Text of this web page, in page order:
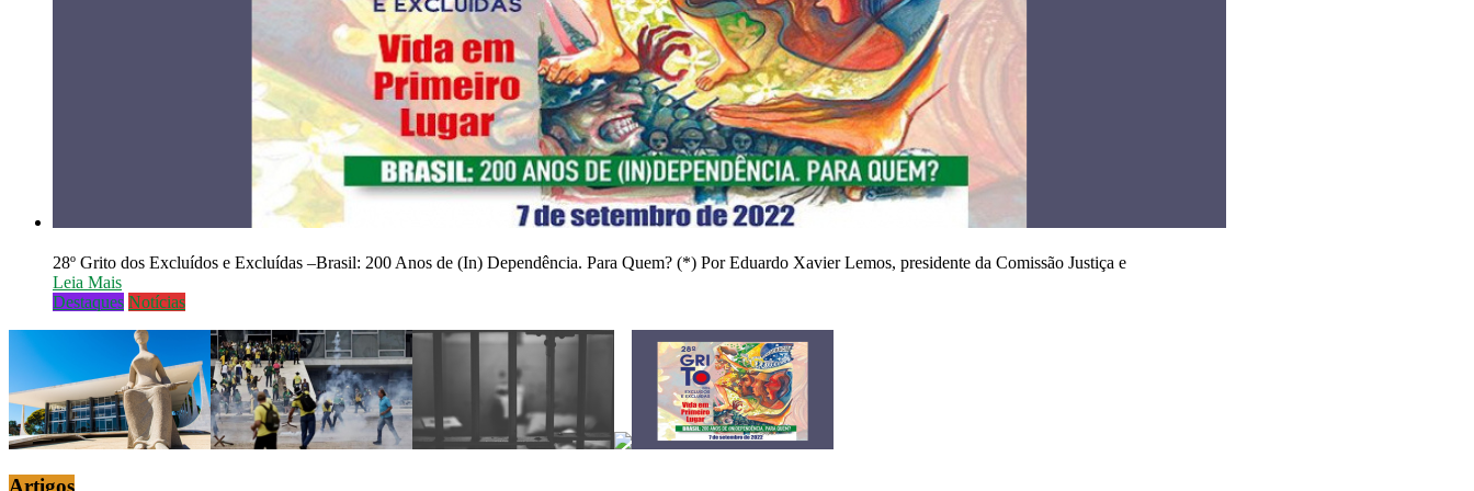
28º Grito dos Excluídos e Excluídas –Brasil: 200 Anos de (In) Dependência. Para Quem? (*) Por Eduardo Xavier Lemos, presidente da Comissão Justiça e
Leia Mais
Destaques Notícias
Artigos